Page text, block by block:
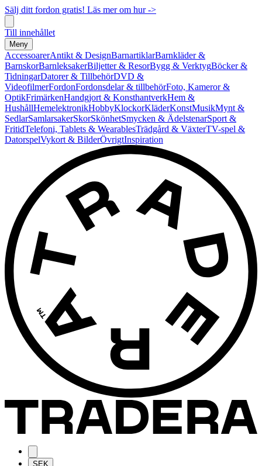
Sälj ditt fordon gratis! Läs mer om hur ->
Till innehållet
Meny
AccessoarerAntikt & DesignBarnartiklarBarnkläder &
BarnskorBarnleksakerBiljetter & ResorBygg & VerktygBöcker &
TidningarDatorer & TillbehörDVD &
VideofilmerFordonFordonsdelar & tillbehörFoto, Kameror &
OptikFrimärkenHandgjort & KonsthantverkHem &
HushållHemelektronikHobbyKlockorKläderKonstMusikMynt &
SedlarSamlarsakerSkorSkönhetSmycken & ÄdelstenarSport &
FritidTelefoni, Tablets & WearablesTrädgård & VäxterTV-spel &
DatorspelVykort & BilderÖvrigtInspiration
SEK